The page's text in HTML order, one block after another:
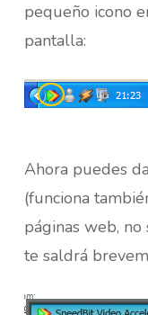
pequeño icono
pantalla:
Ahora puedes
(funciona
páginas web,
te saldrá